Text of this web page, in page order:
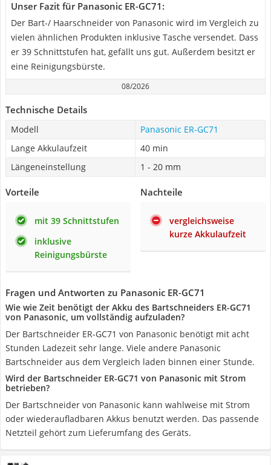
Unser Fazit für Panasonic ER-GC71:
Der Bart-/ Haarschneider von Panasonic wird im Vergleich zu
vielen ähnlichen Produkten inklusive Tasche versendet. Dass
er 39 Schnittstufen hat, gefällt uns gut. Außerdem besitzt er
eine Reinigungsbürste.
08/2026
Technische Details
Modell
Panasonic ER-GC71
Lange Akkulaufzeit
40 min
Längeneinstellung
1 - 20 mm
Vorteile
mit 39 Schnittstufen
inklusive
Reinigungsbürste
Nachteile
vergleichsweise
kurze Akkulaufzeit
Fragen und Antworten zu Panasonic ER-GC71
Wie wie Zeit benötigt der Akku des Bartschneiders ER-GC71
von Panasonic, um vollständig aufzuladen?
Der Bartschneider ER-GC71 von Panasonic benötigt mit acht
Stunden Ladezeit sehr lange. Viele andere Panasonic
Bartschneider aus dem Vergleich laden binnen einer Stunde.
Wird der Bartschneider ER-GC71 von Panasonic mit Strom
betrieben?
Der Bartschneider von Panasonic kann wahlweise mit Strom
oder wiederaufladbaren Akkus benutzt werden. Das passende
Netzteil gehört zum Lieferumfang des Geräts.